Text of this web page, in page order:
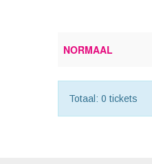
NORMAAL
Totaal: 0 tickets